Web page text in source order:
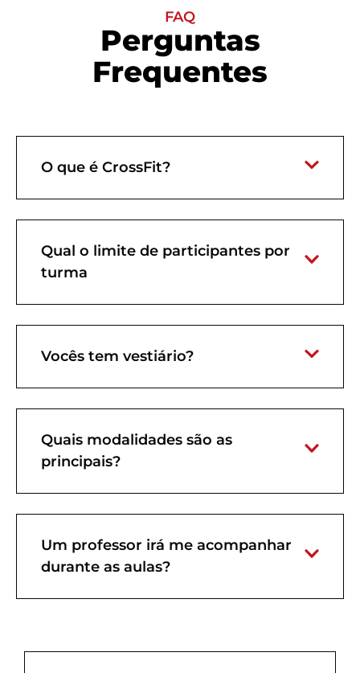
FAQ
Perguntas
Frequentes
O que é CrossFit?
Qual o limite de participantes por
turma
Vocês tem vestiário?
Quais modalidades são as
principais?
Um professor irá me acompanhar
durante as aulas?